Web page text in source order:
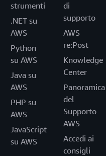
strumenti
.NET su
AWS
Python
su AWS
Java su
AWS
PHP su
AWS
JavaScript
su AWS
di
supporto
AWS
re:Post
Knowledge
Center
Panoramica
del
Supporto
AWS
Accedi ai
consigli